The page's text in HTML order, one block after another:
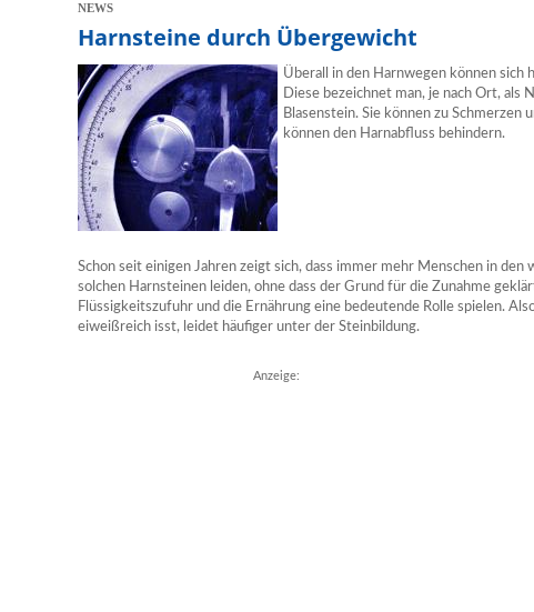
NEWS
Harnsteine durch Übergewicht
Überall in den Harnwegen können sich
Diese bezeichnet man, je nach Ort, als
Blasenstein. Sie können zu Schmerzen
können den Harnabfluss behindern.
Schon seit einigen Jahren zeigt sich, dass immer mehr Menschen in
solchen Harnsteinen leiden, ohne dass der Grund für die Zunahme
Flüssigkeitszufuhr und die Ernährung eine bedeutende Rolle spielen.
eiweißreich isst, leidet häufiger unter der Steinbildung.
Anzeige: